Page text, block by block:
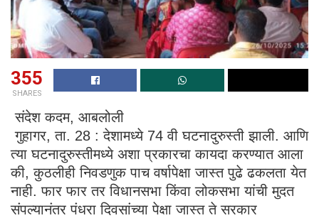
355
SHARES
संदेश कदम, आबलोली
गुहागर, ता. 28 : देशामध्ये 74 वी घटनादुरुस्ती झाली. आणि
त्या घटनादुरुस्तीमध्ये अशा प्रकारचा कायदा करण्यात आला
की, कुठलीही निवडणुक पाच वर्षापेक्षा जास्त पुढे ढकलता येत
नाही. फार फार तर विधानसभा किंवा लोकसभा यांची मुदत
संपल्यानंतर पंधरा दिवसांच्या पेक्षा जास्त ते सरकार